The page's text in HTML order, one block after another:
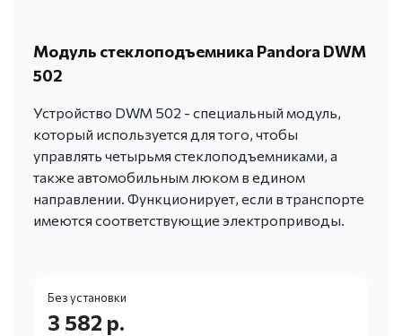
Модуль стеклоподъемника Pandora DWM
502
Устройство DWM 502 - специальный модуль,
который используется для того, чтобы
управлять четырьмя стеклоподъемниками, а
также автомобильным люком в едином
направлении. Функционирует, если в транспорте
имеются соответствующие электроприводы.
Без установки
3 582 р.